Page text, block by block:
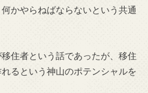
かやらねばならないという共通
住者という話であったが、移住
るという神山のポテンシャルを